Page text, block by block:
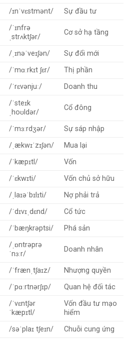
/ɪnˈvɛstmənt/ Sự đầu tư
/ˈɪnfrə
ˌstrʌktʃər/
Cơ sở hạ tầng
/ˌɪnəˈveɪʃən/
Sự đổi mới
/ˈmɑːrkɪt ʃɛr/
Thị phần
/ˈrɛvənjuː/ Doanh thu
/ˈsteɪk
ˌhoʊldər/
Cổ đông
/ˈmɜːrdʒər/
Sự sáp nhập
/ˌækwɪˈzɪʃən/
Mua lại
/ˈkæpɪtl/
Vốn
/ˈɛkwɪti/
Vốn chủ sở hữu
/ˌlaɪəˈbɪlɪti/
Nợ phải trả
/ˈdɪvɪˌdɛnd/
Cổ tức
/ˈbæŋkrəptsi/ Phá sản
/ˌɒntrəprə
ˈnɜːr/
Doanh nhân
/ˈfrænˌtʃaɪz/
Nhượng quyền
/ˈpɑːrtnərʃɪp/ Quan hệ đối tác
/ˈvɛntʃər
ˈkæpɪtl/
Vốn đầu tư mạo
hiểm
/səˈplaɪ tʃeɪn/ Chuỗi cung ứng